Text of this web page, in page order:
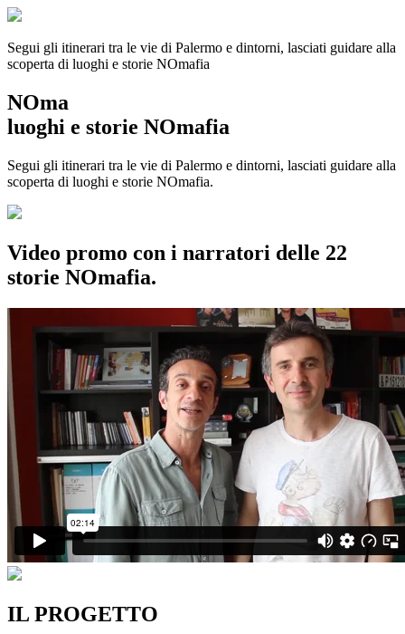
Segui gli itinerari tra le vie di Palermo e dintorni, lasciati guidare alla
scoperta di luoghi e storie NOmafia
NOma
luoghi e storie NOmafia
Segui gli itinerari tra le vie di Palermo e dintorni, lasciati guidare alla
scoperta di luoghi e storie NOmafia.
Video promo con i narratori delle 22
storie NOmafia.
IL PROGETTO